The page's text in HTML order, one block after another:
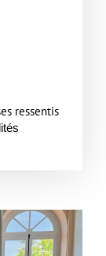
ressentis